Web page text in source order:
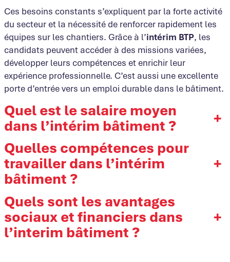
Ces besoins constants s’expliquent par la forte activité
du secteur et la nécessité de renforcer rapidement les
équipes sur les chantiers. Grâce à l’intérim BTP, les
candidats peuvent accéder à des missions variées,
développer leurs compétences et enrichir leur
expérience professionnelle. C’est aussi une excellente
porte d’entrée vers un emploi durable dans le bâtiment.
Quel est le salaire moyen
dans l’intérim bâtiment ?
+
Quelles compétences pour
travailler dans l’intérim
bâtiment ?
+
Quels sont les avantages
sociaux et financiers dans
l’interim bâtiment ?
+